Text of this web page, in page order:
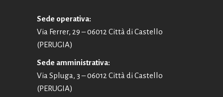
Sede operativa:
Via Ferrer, 29 – 06012 Città di Castello
(PERUGIA)
Sede amministrativa:
Via Spluga, 3 – 06012 Città di Castello
(PERUGIA)